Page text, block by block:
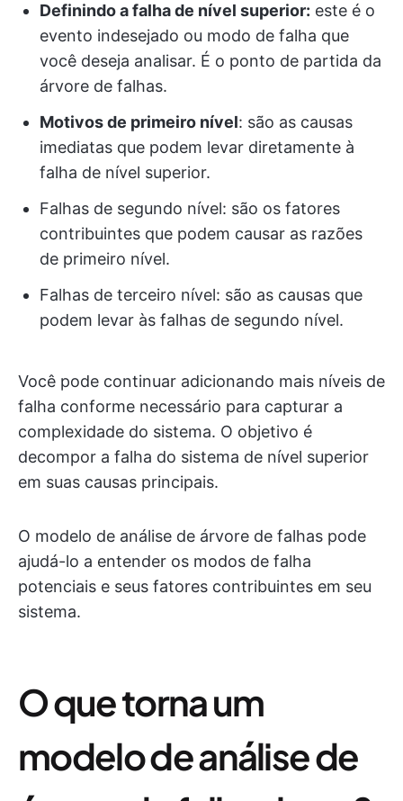
Definindo a falha de nível superior: este é o
evento indesejado ou modo de falha que
você deseja analisar. É o ponto de partida da
árvore de falhas.
Motivos de primeiro nível: são as causas
imediatas que podem levar diretamente à
falha de nível superior.
Falhas de segundo nível: são os fatores
contribuintes que podem causar as razões
de primeiro nível.
Falhas de terceiro nível: são as causas que
podem levar às falhas de segundo nível.
Você pode continuar adicionando mais níveis de
falha conforme necessário para capturar a
complexidade do sistema. O objetivo é
decompor a falha do sistema de nível superior
em suas causas principais.
O modelo de análise de árvore de falhas pode
ajudá-lo a entender os modos de falha
potenciais e seus fatores contribuintes em seu
sistema.
O que torna um
modelo de análise de